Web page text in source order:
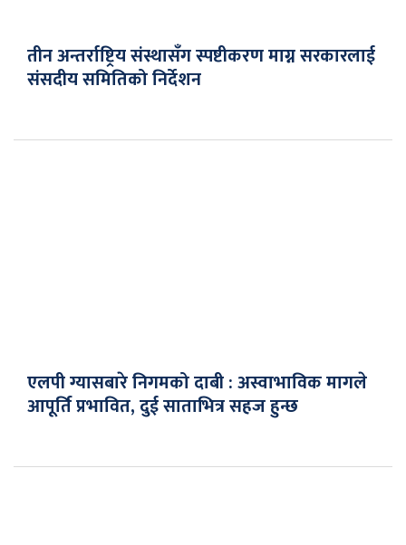
तीन अन्तर्राष्ट्रिय संस्थासँग स्पष्टीकरण माग्न सरकारलाई
संसदीय समितिको निर्देशन
एलपी ग्यासबारे निगमको दाबी : अस्वाभाविक मागले
आपूर्ति प्रभावित, दुई साताभित्र सहज हुन्छ